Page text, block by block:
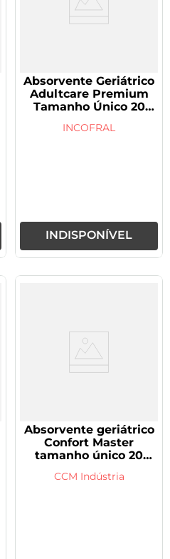
Absorvente Geriátrico
Adultcare Premium
Tamanho Único 20
INCOFRAL
INDISPONÍVEL
Absorvente geriátrico
Confort Master
tamanho único 20
CCM Indústria